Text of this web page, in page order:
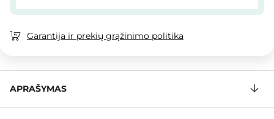
Garantija ir prekių grąžinimo politika
APRAŠYMAS